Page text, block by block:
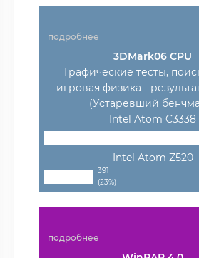
подробнее
3DMark06 CPU
Графические тесты,
игровая физика -
(Устаревший
Intel Atom C3338
Intel Atom Z520
391
(23%)
подробнее